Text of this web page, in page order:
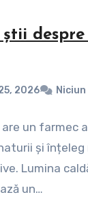
știi
2026
un farmec
și înțeleg
Lumina
un…